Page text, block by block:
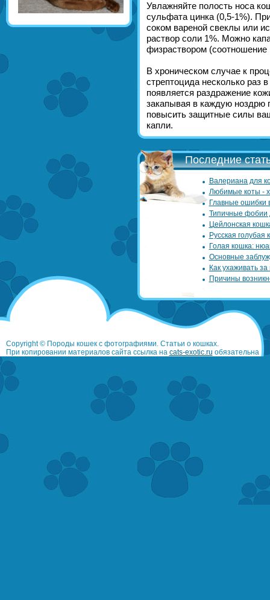
Увлажняйте полость носа
сульфата цинка (0,5-1%).
соком вареной свеклы или
раствор соли 1%. Можно
физраствором (соотношение
В хроническом случае к
стрептоцида несколько раз
появляется раздражение
закапывая в каждую ноздрю
повысить защитные силы
капли.
Последние
Валериана для
Любимые коты -
Главные ошибки
Типичные фобии
Цейлонская
Русская голубая
Голая кошка:
Основные
Как ухаживать
Причины
Copyright © Породы кошек с фотографиями. Статьи о кошках.
При копировании материалов сайта ссылка на cats-exotic.ru обязательна